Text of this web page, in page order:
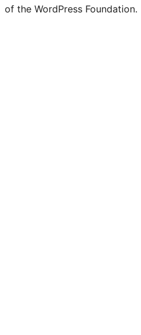
of the WordPress Foundation.